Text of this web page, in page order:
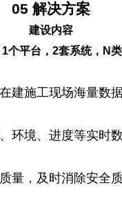
05 解决方案
建设内容
个平台，2套系统，N
建施工现场海量数
环境、进度等实时
量，及时消除安全